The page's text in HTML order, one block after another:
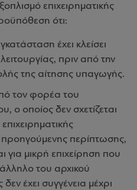
επιχειρηματικής
ότι:
έχει κλείσει
πριν από την
της αίτησης υπαγωγής.
τον φορέα του
ο οποίος δεν σχετίζεται
περίπτωσης,
για μικρή επιχείρηση που
του αρχικού
δεν έχει συγγένεια μέχρι